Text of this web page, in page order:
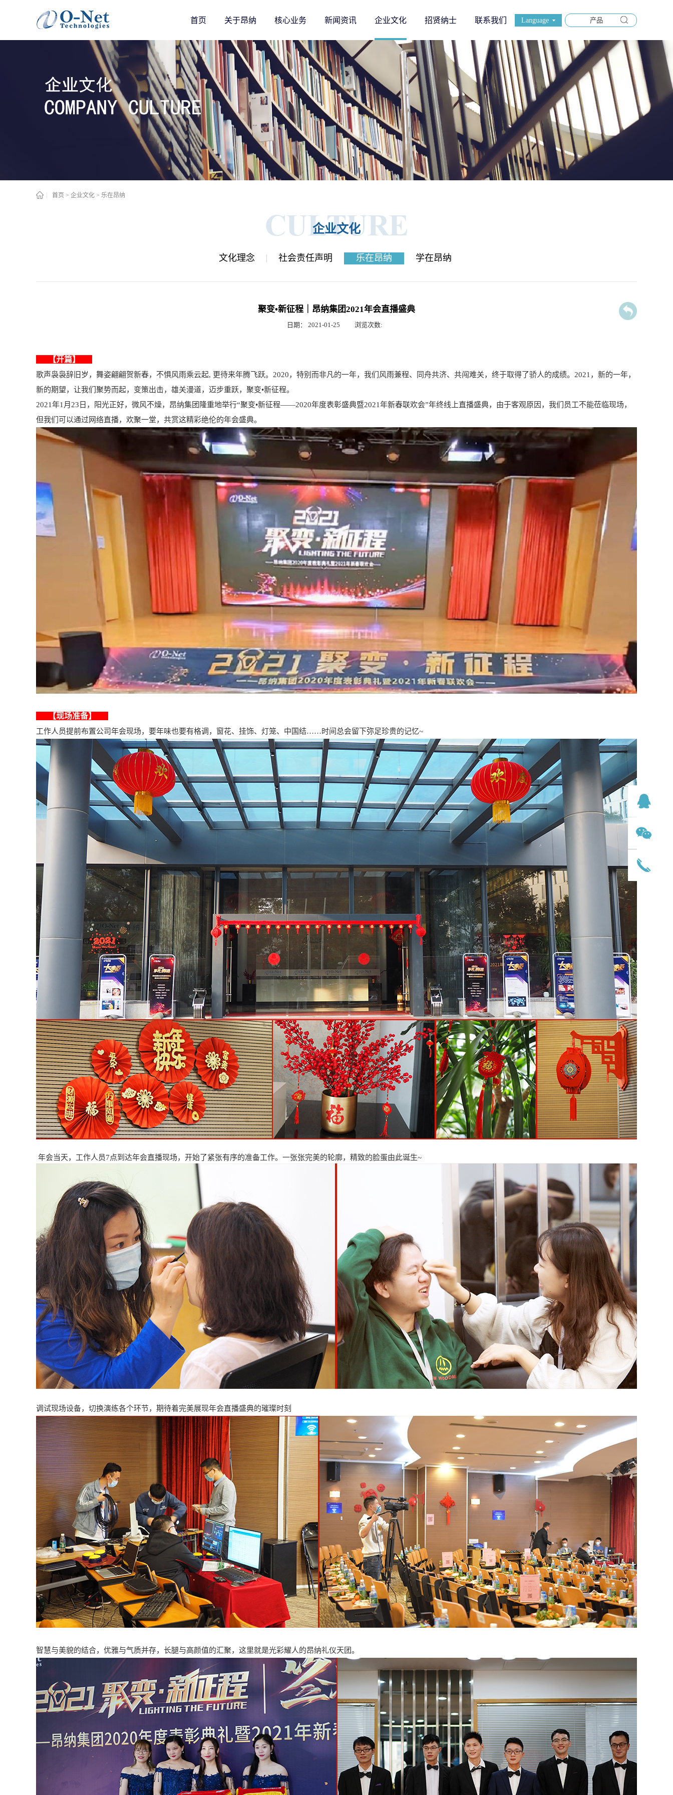
Language
首页 关于昂纳 核心业务 新闻资讯 企业文化 招贤纳士 联系我们
首页 > 企业文化 > 乐在昂纳
企业文化
文化理念 社会责任声明 乐在昂纳 学在昂纳
聚变•新征程｜昂纳集团2021年会直播盛典
日期： 2021-01-25 浏览次数:
【开篇】
歌声袅袅辞旧岁，舞姿翩翩贺新春，不惧风雨乘云起, 更待来年腾飞跃。2020，特别而非凡的一年，我们风雨兼程、同舟共济、共闯难关，终于取得了骄人的成绩。2021，新的一年，
新的期望，让我们聚势而起，变策出击，雄关漫道，迈步重跃，聚变•新征程。
2021年1月23日，阳光正好，微风不燥，昂纳集团隆重地举行“聚变•新征程——2020年度表彰盛典暨2021年新春联欢会”年终线上直播盛典，由于客观原因，我们员工不能莅临现场，
但我们可以通过网络直播，欢聚一堂，共赏这精彩绝伦的年会盛典。
【现场准备】
工作人员提前布置公司年会现场，要年味也要有格调，窗花、挂饰、灯笼、中国结……时间总会留下弥足珍贵的记忆~
年会当天，工作人员7点到达年会直播现场，开始了紧张有序的准备工作。一张张完美的轮廓，精致的脸蛋由此诞生~
调试现场设备，切换演练各个环节，期待着完美展现年会直播盛典的璀璨时刻
智慧与美貌的结合，优雅与气质并存，长腿与高颜值的汇聚，这里就是光彩耀人的昂纳礼仪天团。